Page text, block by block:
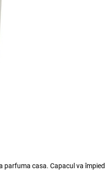
parfuma casa. Capacul va